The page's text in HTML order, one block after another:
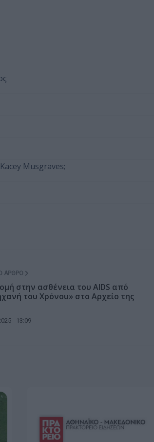
Musgraves;
ΆΡΘΡΟ
στην ασθένεια του AIDS από
του Χρόνου» στο Αρχείο της
- 13:09